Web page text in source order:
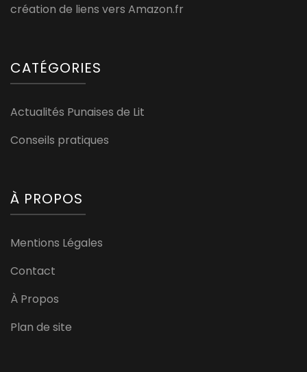
création de liens vers Amazon.fr
CATÉGORIES
Actualités Punaises de Lit
Conseils pratiques
À PROPOS
Mentions Légales
Contact
À Propos
Plan de site